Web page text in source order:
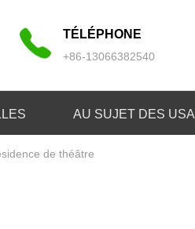
TÉLÉPHONE
+86-13066382540
AU SUJET DES USA
de théâtre